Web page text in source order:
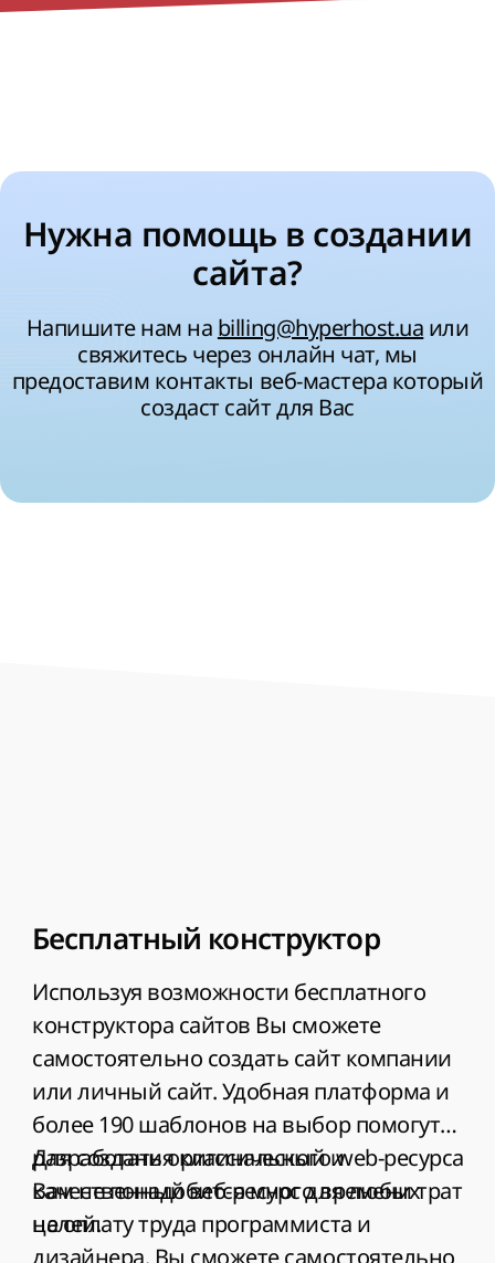
Нужна помощь в создании
сайта?
Напишите нам на billing@hyperhost.ua или
свяжитесь через онлайн чат, мы
предоставим контакты веб-мастера который
создаст сайт для Вас
Бесплатный конструктор
Используя возможности бесплатного
конструктора сайтов Вы сможете
самостоятельно создать сайт компании
или личный сайт. Удобная платформа и
более 190 шаблонов на выбор помогут
разработать оригинальный и
качественный веб-ресурс для любых
целей.
Для создания классического web-ресурса
Вам не понадобится много времени трат
на оплату труда программиста и
дизайнера. Вы сможете самостоятельно